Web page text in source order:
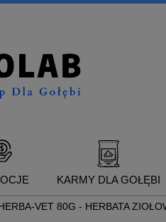
KARMY DLA GOŁĘBI
VET 80G - HERBATA